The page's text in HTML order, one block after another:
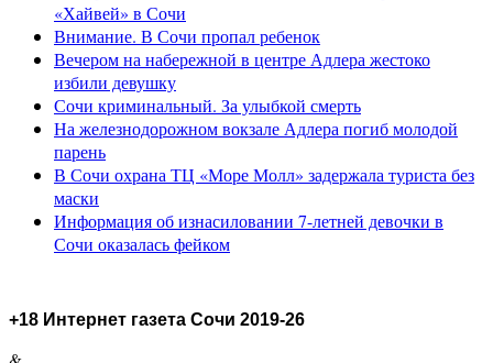
«Хайвей» в Сочи
Внимание. В Сочи пропал ребенок
Вечером на набережной в центре Адлера жестоко
избили девушку
Сочи криминальный. За улыбкой смерть
На железнодорожном вокзале Адлера погиб молодой
парень
В Сочи охрана ТЦ «Море Молл» задержала туриста без
маски
Информация об изнасиловании 7-летней девочки в
Сочи оказалась фейком
+18 Интернет газета Сочи 2019-26